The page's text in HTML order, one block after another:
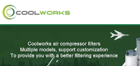
English
+8613525046291